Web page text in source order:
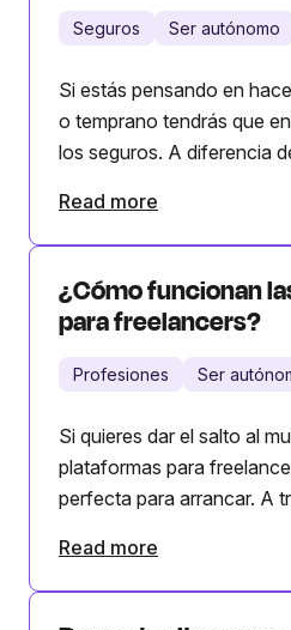
Seguros Ser autónomo
Si estás pensando en
o temprano tendrás que
los seguros. A diferencia
Read more
¿Cómo funcionan
para freelancers?
Profesiones Ser
Si quieres dar el salto al
plataformas para
perfecta para arrancar. A
Read more